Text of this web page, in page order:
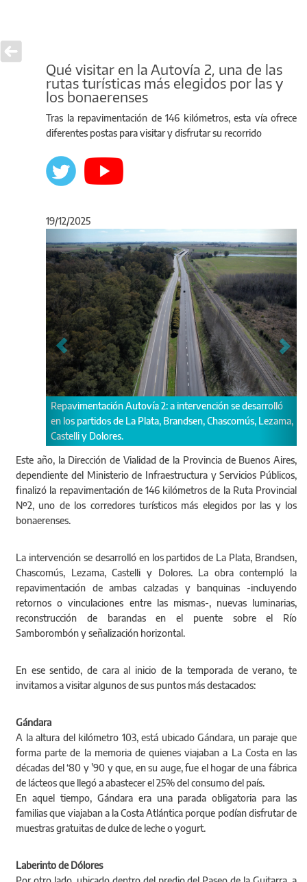
Qué visitar en la Autovía 2, una de las
rutas turísticas más elegidos por las y
los bonaerenses
Tras la repavimentación de 146 kilómetros, esta vía ofrece
diferentes postas para visitar y disfrutar su recorrido
19/12/2025
Gándara: un paraje que forma parte de la memoria de
quienes viajaban a La Costa en las décadas del ‘80 y ’90.
Anterior
Este año, la Dirección de Vialidad de la Provincia de Buenos Aires,
dependiente del Ministerio de Infraestructura y Servicios Públicos,
finalizó la repavimentación de 146 kilómetros de la Ruta Provincial
Nº2, uno de los corredores turísticos más elegidos por las y los
bonaerenses.
La intervención se desarrolló en los partidos de La Plata, Brandsen,
Chascomús, Lezama, Castelli y Dolores. La obra contempló la
repavimentación de ambas calzadas y banquinas -incluyendo
retornos o vinculaciones entre las mismas-, nuevas luminarias,
reconstrucción de barandas en el puente sobre el Río
Samborombón y señalización horizontal.
En ese sentido, de cara al inicio de la temporada de verano, te
invitamos a visitar algunos de sus puntos más destacados:
Gándara
A la altura del kilómetro 103, está ubicado Gándara, un paraje que
forma parte de la memoria de quienes viajaban a La Costa en las
décadas del ‘80 y ’90 y que, en su auge, fue el hogar de una fábrica
de lácteos que llegó a abastecer el 25% del consumo del país.
En aquel tiempo, Gándara era una parada obligatoria para las
familias que viajaban a la Costa Atlántica porque podían disfrutar de
muestras gratuitas de dulce de leche o yogurt.
Laberinto de Dólores